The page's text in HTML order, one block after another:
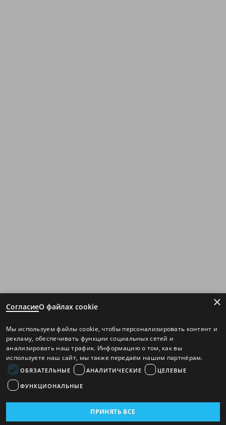
×
СогласиеО файлах cookie
Мы используем файлы cookie, чтобы персонализировать контент и
рекламу, обеспечивать функции социальных сетей и
анализировать наш трафик. Информацию о том, как вы
используете наш сайт, мы также передаём нашим партнёрам.
ОБЯЗАТЕЛЬНЫЕ АНАЛИТИЧЕСКИЕ ЦЕЛЕВЫЕ
ФУНКЦИОНАЛЬНЫЕ
ПРИНЯТЬ ВСЕ